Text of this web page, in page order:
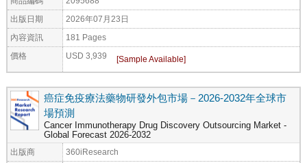
出版日期 2026年07月23日
內容資訊 181 Pages
價格 USD 3,939
癌症免疫療法藥物研發外包市場－2026-2032年全球市
場預測
Cancer Immunotherapy Drug Discovery Outsourcing Market -
Global Forecast 2026-2032
出版商 360iResearch